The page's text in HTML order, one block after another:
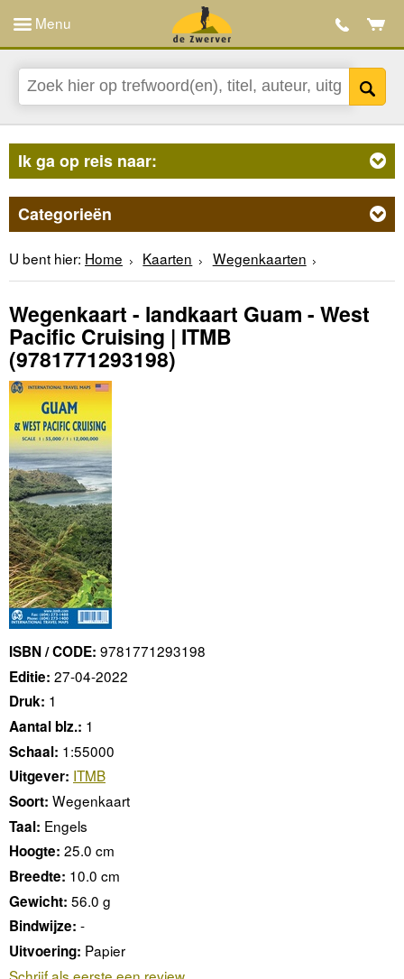
Menu
Ik ga op reis naar:
Categorieën
U bent hier: Home Kaarten Wegenkaarten
Wegenkaart - landkaart Guam - West
Pacific Cruising | ITMB
(9781771293198)
ISBN / CODE: 9781771293198
Editie: 27-04-2022
Druk: 1
Aantal blz.: 1
Schaal: 1:55000
Uitgever: ITMB
Soort: Wegenkaart
Taal: Engels
Hoogte: 25.0 cm
Breedte: 10.0 cm
Gewicht: 56.0 g
Bindwijze: -
Uitvoering: Papier